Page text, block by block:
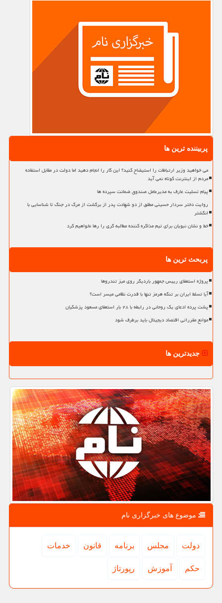
پربیننده ترین ها
می خواهید وزیر ارتباطات را استیضاح کنید؟ این کار را انجام دهید اما دولت در مقابل استفاده
مردم از اینترنت کوتاه نمی آید
پیام تسلیت عارف به مدیرعامل صندوق ضمانت سپرده ها
روایت دختر سردار حسینی مطلق از دو شهادت پدر از برگشت از مرگ در جنگ تا شناسایی با
انگشتر
خط و نشان نبویان برای تیم مذاکره کننده مطالبه گری را رها نخواهیم کرد
پربحث ترین ها
پروژه استعفای رییس جمهور باردیگر روی میز تندروها
آیا تسلط ایران بر تنگه هرمز تنها با قدرت نظامی میسر است؟
پشت پرده ادعای یک روحانی در رابطه با ۲۸ بار استعفای مسعود پزشکیان
موانع مقرراتی اقتصاد دیجیتال باید برطرف شود
جدیدترین ها
موضوع های خبرگزاری نام
دولت مجلس برنامه قانون خدمات
حكم آموزش رپورتاژ